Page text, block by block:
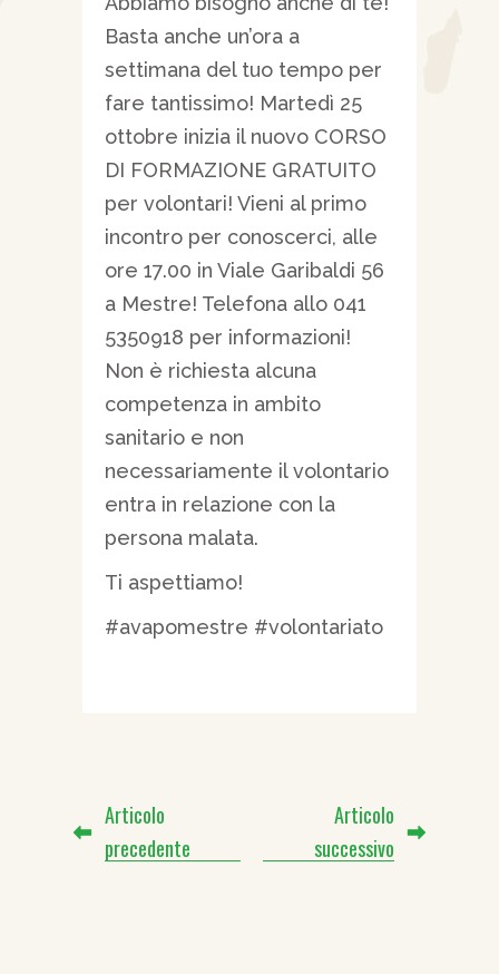
Basta anche un’ora a
settimana del tuo tempo per
fare tantissimo! Martedì 25
ottobre inizia il nuovo CORSO
DI FORMAZIONE GRATUITO
per volontari! Vieni al primo
incontro per conoscerci, alle
ore 17.00 in Viale Garibaldi 56
a Mestre! Telefona allo 041
5350918 per informazioni!
Non è richiesta alcuna
competenza in ambito
sanitario e non
necessariamente il volontario
entra in relazione con la
persona malata.
Ti aspettiamo!
#avapomestre #volontariato
Articolo
precedente
Articolo
successivo